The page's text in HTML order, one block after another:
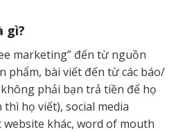
gì?
marketing” đến từ nguồn
phẩm, bài viết đến từ các báo/
phải bạn trả tiền để họ
họ viết), social media
khác, word of mouth